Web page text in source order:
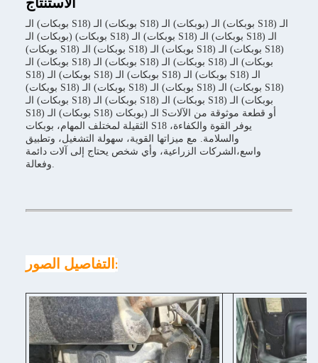
الـ (بوبكات S18) الـ (بوبكات S18) الـ (بوبكات) الـ (بوبكات S18) الـ
(بوبكات) الـ (بوبكات S18) الـ (بوبكات S18) الـ (بوبكات S18) الـ
(بوبكات S18) الـ (بوبكات S18) الـ (بوبكات S18) الـ (بوبكات S18)
الـ (بوبكات S18) الـ (بوبكات S18) الـ (بوبكات S18) الـ (بوبكات
S18) الـ (بوبكات S18) الـ (بوبكات S18) الـ (بوبكات S18) الـ
(بوبكات S18) الـ (بوبكات S18) الـ (بوبكات S18) الـ (بوبكات S18)
الـ (بوبكات S18) الـ (بوبكات S18) الـ (بوبكات S18) الـ (بوبكات
S18) الـ (بوبكات S18) الـ (بوبكات Sأو قطعة موثوقة من الآلات
الثقيلة لمختلف المهام، بوبكات S18 يوفر القوة والكفاءة،
والسلامة. مع ميزاتها القوية، سهولة التشغيل، وتطبيق
واسع،الشركات الزراعية، وأي شخص يحتاج إلى آلات دائمة
وفعالة.
التفاصيل الصور :